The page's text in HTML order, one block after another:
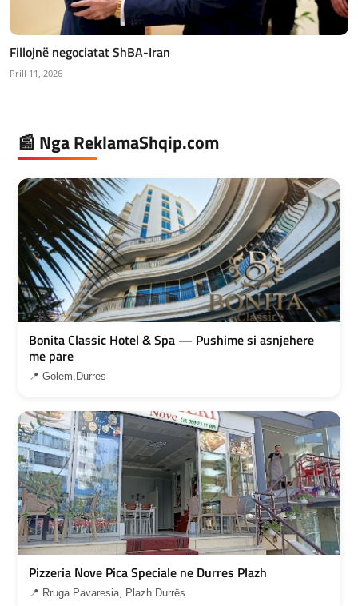
Fillojnë negociatat ShBA-Iran
Prill 11, 2026
📰 Nga ReklamaShqip.com
Bonita Classic Hotel & Spa — Pushime si asnjehere
me pare
📍 Golem,Durrës
Pizzeria Nove Pica Speciale ne Durres Plazh
📍 Rruga Pavaresia, Plazh Durrës